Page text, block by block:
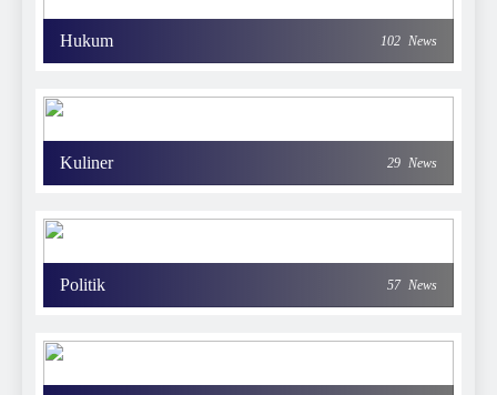
Hukum 102 News
Kuliner 29 News
Politik 57 News